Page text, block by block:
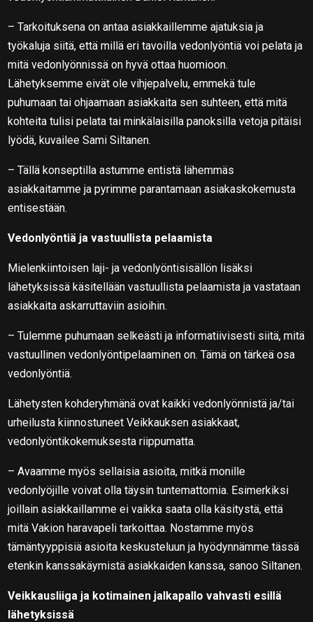
– Tarkoituksena on antaa asiakkaillemme ajatuksia ja
työkaluja siitä, että millä eri tavoilla vedonlyöntiä voi pelata ja
mitä vedonlyönnissä on hyvä ottaa huomioon.
Lähetyksemme eivät ole vihjepalvelu, emmekä tule
puhumaan tai ohjaamaan asiakkaita sen suhteen, että mitä
kohteita tulisi pelata tai minkälaisilla panoksilla vetoja pitäisi
lyödä, kuvailee Sami Siltanen.
– Tällä konseptilla astumme entistä lähemmäs
asiakkaitamme ja pyrimme parantamaan asiakaskokemusta
entisestään.
Vedonlyöntiä ja vastuullista pelaamista
Mielenkiintoisen laji- ja vedonlyöntisisällön lisäksi
lähetyksissä käsitellään vastuullista pelaamista ja vastataan
asiakkaita askarruttaviin asioihin.
– Tulemme puhumaan selkeästi ja informatiivisesti siitä, mitä
vastuullinen vedonlyöntipelaaminen on. Tämä on tärkeä osa
vedonlyöntiä.
Lähetysten kohderyhmänä ovat kaikki vedonlyönnistä ja/tai
urheilusta kiinnostuneet Veikkauksen asiakkaat,
vedonlyöntikokemuksesta riippumatta.
– Avaamme myös sellaisia asioita, mitkä monille
vedonlyöjille voivat olla täysin tuntemattomia. Esimerkiksi
joillain asiakkaillamme ei vaikka saata olla käsitystä, että
mitä Vakion haravapeli tarkoittaa. Nostamme myös
tämäntyyppisiä asioita keskusteluun ja hyödynnämme tässä
etenkin kanssakäymistä asiakkaiden kanssa, sanoo Siltanen.
Veikkausliiga ja kotimainen jalkapallo vahvasti esillä
lähetyksissä